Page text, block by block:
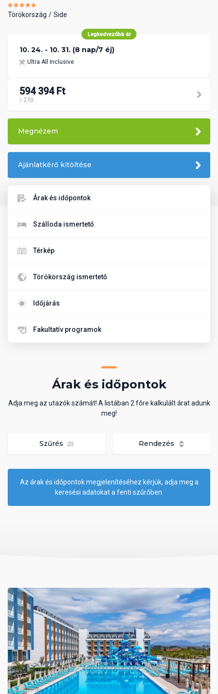
Törökország Side
Legkedvezőbb ár
10. 24. - 10. 31. (8 nap/7 éj)
Ultra All Inclusive
594 394 Ft
/ 2 fő
Megnézem
Ajánlatkérő kitöltése
Árak és időpontok
Szálloda ismertető
Térkép
Törökország ismertető
Időjárás
Fakultatív programok
Árak és időpontok
Adja meg az utazók számát! A listában 2 főre kalkulált árat adunk
meg!
Szűrés Rendezés
Az árak és időpontok megjelenítéséhez kérjük, adja meg a
keresési adatokat a fenti szűrőben.